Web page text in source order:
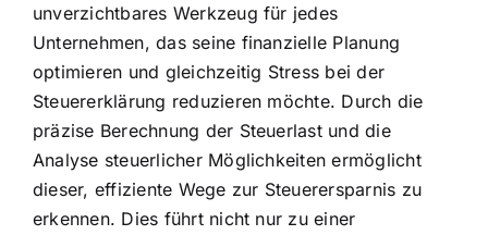
unverzichtbares Werkzeug für jedes
Unternehmen, das seine finanzielle Planung
optimieren und gleichzeitig Stress bei der
Steuererklärung reduzieren möchte. Durch die
präzise Berechnung der Steuerlast und die
Analyse steuerlicher Möglichkeiten ermöglicht
dieser, effiziente Wege zur Steuerersparnis zu
erkennen. Dies führt nicht nur zu einer